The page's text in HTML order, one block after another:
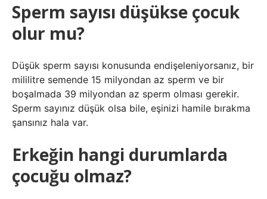
Sperm sayısı düşükse çocuk
olur mu?
Düşük sperm sayısı konusunda endişeleniyorsanız, bir
mililitre semende 15 milyondan az sperm ve bir
boşalmada 39 milyondan az sperm olması gerekir.
Sperm sayınız düşük olsa bile, eşinizi hamile bırakma
şansınız hala var.
Erkeğin hangi durumlarda
çocuğu olmaz?